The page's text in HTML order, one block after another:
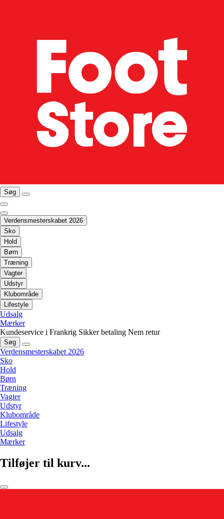
Søg
Verdensmesterskabet 2026
Sko
Hold
Børn
Træning
Vagter
Udstyr
Klubområde
Lifestyle
Udsalg
Mærker
Kundeservice i Frankrig Sikker betaling Nem retur
Søg
Verdensmesterskabet 2026
Sko
Hold
Børn
Træning
Vagter
Udstyr
Klubområde
Lifestyle
Udsalg
Mærker
Tilføjer til kurv...